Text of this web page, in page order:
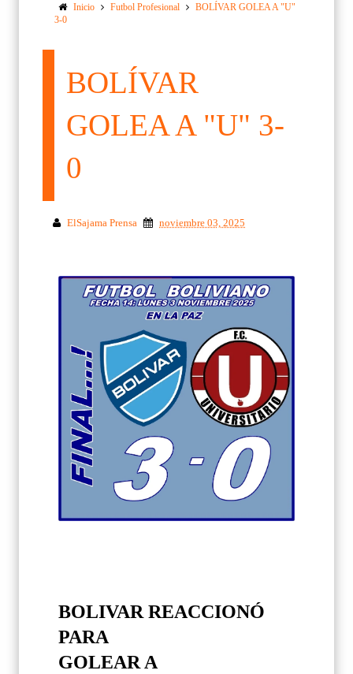
Inicio Futbol Profesional
BOLÍVAR GOLEA A "U"
3-0
BOLÍVAR
GOLEA A "U" 3-
0
ElSajama Prensa noviembre 03, 2025
BOLIVAR REACCIONÓ
PARA
GOLEAR A